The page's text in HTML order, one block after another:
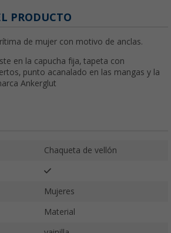
PRODUCTO
de mujer con motivo de anclas.
en la capucha fija, tapeta con
punto acanalado en las mangas y la
Ankerglut
Chaqueta de vellón
Mujeres
Material